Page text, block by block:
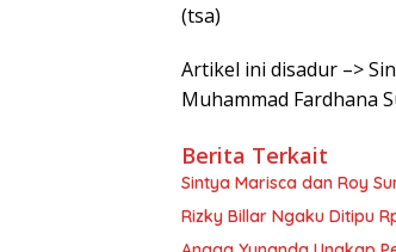
(tsa)
Artikel ini disadur –>
Muhammad Fardhana
Berita Terkait
Sintya Marisca dan Roy
Rizky Billar Ngaku Ditipu